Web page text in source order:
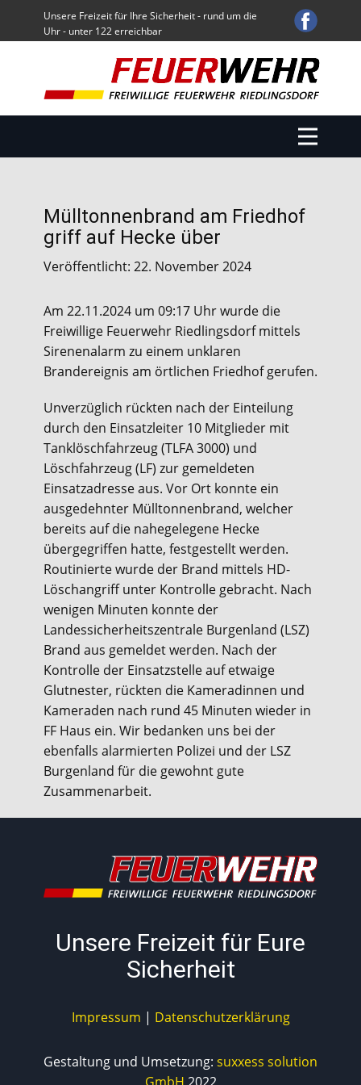
Unsere Freizeit für Ihre Sicherheit - rund um die
Uhr - unter 122 erreichbar
Start
Einsätze
Übungen / Sonstige Aktivitäten
Service
Downloads
Mülltonnenbrand am Friedhof
griff auf Hecke über
Veröffentlicht: 22. November 2024
Am 22.11.2024 um 09:17 Uhr wurde die
Freiwillige Feuerwehr Riedlingsdorf mittels
Sirenenalarm zu einem unklaren
Brandereignis am örtlichen Friedhof gerufen.
Unverzüglich rückten nach der Einteilung
durch den Einsatzleiter 10 Mitglieder mit
Tanklöschfahrzeug (TLFA 3000) und
Löschfahrzeug (LF) zur gemeldeten
Einsatzadresse aus. Vor Ort konnte ein
ausgedehnter Mülltonnenbrand, welcher
bereits auf die nahegelegene Hecke
übergegriffen hatte, festgestellt werden.
Routinierte wurde der Brand mittels HD-
Löschangriff unter Kontrolle gebracht. Nach
wenigen Minuten konnte der
Landessicherheitszentrale Burgenland (LSZ)
Brand aus gemeldet werden. Nach der
Kontrolle der Einsatzstelle auf etwaige
Glutnester, rückten die Kameradinnen und
Kameraden nach rund 45 Minuten wieder in
FF Haus ein. Wir bedanken uns bei der
ebenfalls alarmierten Polizei und der LSZ
Burgenland für die gewohnt gute
Zusammenarbeit.
Unsere Freizeit für Eure
Sicherheit
Impressum | Datenschutzerklärung
Gestaltung und Umsetzung: suxxess solution